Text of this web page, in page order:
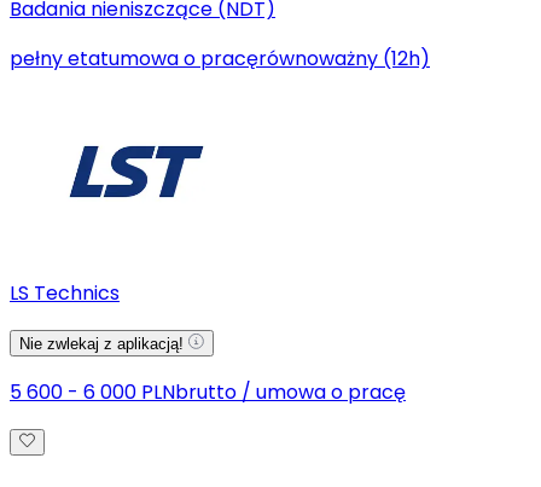
Badania nieniszczące (NDT)
pełny etatumowa o pracęrównoważny (12h)
LS Technics
Nie zwlekaj z aplikacją!
5 600 - 6 000 PLNbrutto / umowa o pracę